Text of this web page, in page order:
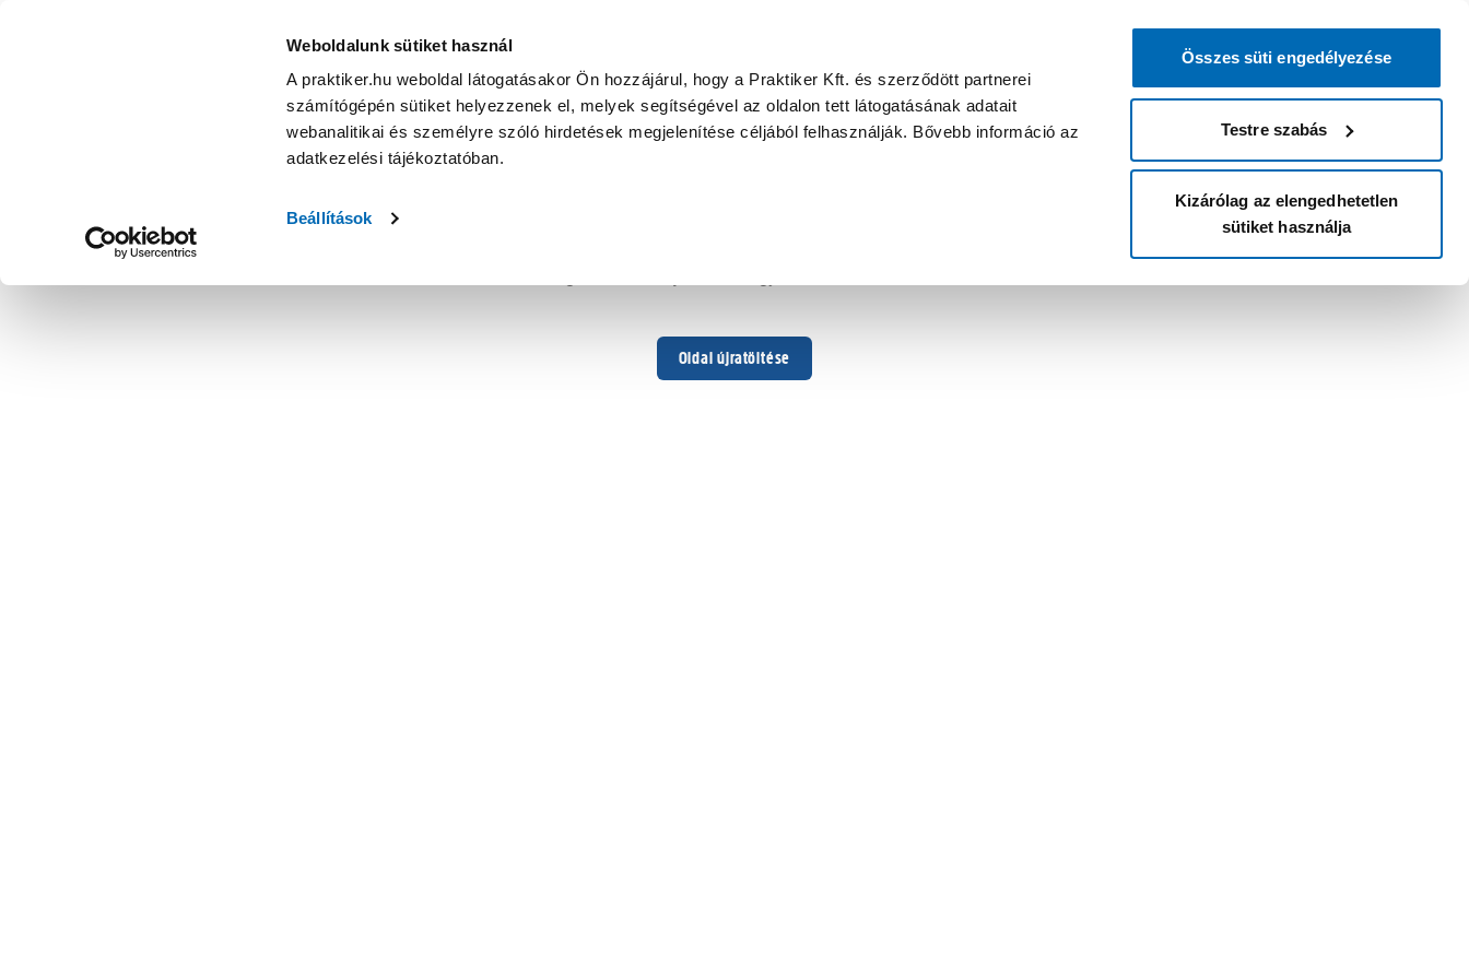
Weboldalunk sütiket használ
A praktiker.hu weboldal látogatásakor Ön hozzájárul, hogy a Praktiker Kft. és szerződött partnerei
számítógépén sütiket helyezzenek el, melyek segítségével az oldalon tett látogatásának adatait
webanalitikai és személyre szóló hirdetések megjelenítése céljából felhasználják. Bővebb információ az
adatkezelési tájékoztatóban.
Beállítások
Összes süti engedélyezése
Testre szabás
Kizárólag az elengedhetetlen
sütiket használja
Oldal újratöltése